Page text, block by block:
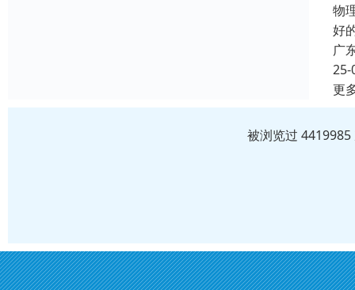
物
好
广
25-
更
被浏览过